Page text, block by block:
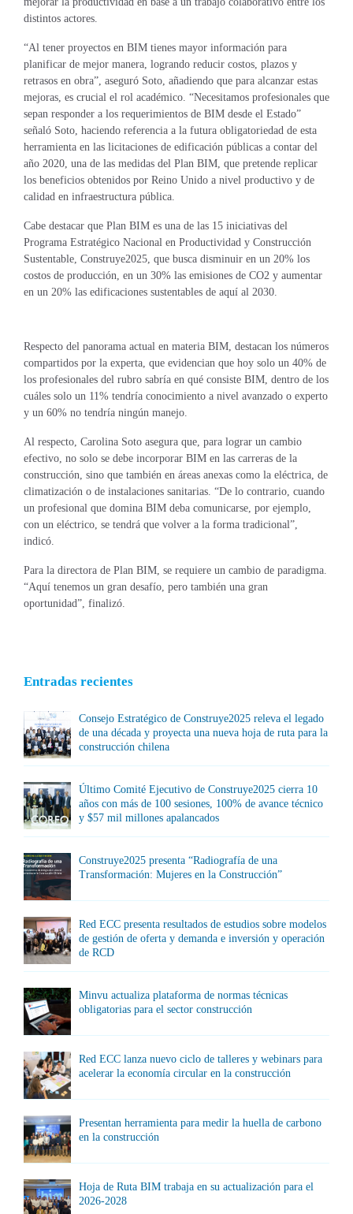
distintos actores.
“Al tener proyectos en BIM tienes mayor información para
planificar de mejor manera, logrando reducir costos, plazos y
retrasos en obra”, aseguró Soto, añadiendo que para alcanzar estas
mejoras, es crucial el rol académico. “Necesitamos profesionales que
sepan responder a los requerimientos de BIM desde el Estado”
señaló Soto, haciendo referencia a la futura obligatoriedad de esta
herramienta en las licitaciones de edificación públicas a contar del
año 2020, una de las medidas del Plan BIM, que pretende replicar
los beneficios obtenidos por Reino Unido a nivel productivo y de
calidad en infraestructura pública.
Cabe destacar que Plan BIM es una de las 15 iniciativas del
Programa Estratégico Nacional en Productividad y Construcción
Sustentable, Construye2025, que busca disminuir en un 20% los
costos de producción, en un 30% las emisiones de CO2 y aumentar
en un 20% las edificaciones sustentables de aquí al 2030.
Respecto del panorama actual en materia BIM, destacan los números
compartidos por la experta, que evidencian que hoy solo un 40% de
los profesionales del rubro sabría en qué consiste BIM, dentro de los
cuáles solo un 11% tendría conocimiento a nivel avanzado o experto
y un 60% no tendría ningún manejo.
Al respecto, Carolina Soto asegura que, para lograr un cambio
efectivo, no solo se debe incorporar BIM en las carreras de la
construcción, sino que también en áreas anexas como la eléctrica, de
climatización o de instalaciones sanitarias. “De lo contrario, cuando
un profesional que domina BIM deba comunicarse, por ejemplo,
con un eléctrico, se tendrá que volver a la forma tradicional”,
indicó.
Para la directora de Plan BIM, se requiere un cambio de paradigma.
“Aquí tenemos un gran desafío, pero también una gran
oportunidad”, finalizó.
Entradas recientes
Consejo Estratégico de Construye2025 releva el legado
de una década y proyecta una nueva hoja de ruta para la
construcción chilena
Último Comité Ejecutivo de Construye2025 cierra 10
años con más de 100 sesiones, 100% de avance técnico
y $57 mil millones apalancados
Construye2025 presenta “Radiografía de una
Transformación: Mujeres en la Construcción”
Red ECC presenta resultados de estudios sobre modelos
de gestión de oferta y demanda e inversión y operación
de RCD
Minvu actualiza plataforma de normas técnicas
obligatorias para el sector construcción
Red ECC lanza nuevo ciclo de talleres y webinars para
acelerar la economía circular en la construcción
Presentan herramienta para medir la huella de carbono
en la construcción
Hoja de Ruta BIM trabaja en su actualización para el
2026-2028